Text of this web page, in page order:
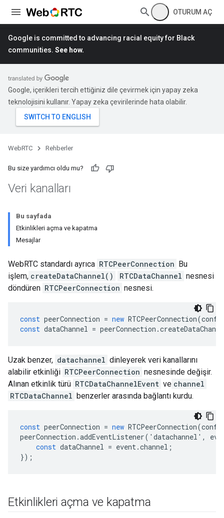
OTURUM AÇ
Google is committed to advancing racial equity for Black
communities. See how.
Google, içerikleri tercih ettiğiniz dile çevirmek için yapay zeka
teknolojisini kullanır. Yapay zeka çevirilerinde hata olabilir.
WebRTC Rehberler
Bu size yardımcı oldu mu?
Veri kanalları
Bu sayfada
Etkinlikleri açma ve kapatma
Mesajlar
WebRTC standardı ayrıca RTCPeerConnection Bu
işlem, createDataChannel() RTCDataChannel nesnesi
döndüren RTCPeerConnection nesnesi.
const peerConnection = new RTCPeerConnection(
const dataChannel = peerConnection .
Uzak benzer, datachannel dinleyerek veri kanallarını
alabilir etkinliği RTCPeerConnection nesnesinde değişir.
Alınan etkinlik türü RTCDataChannelEvent ve channel
RTCDataChannel benzerler arasında bağlantı kurdu.
const peerConnection = new RTCPeerConnection(
peerConnection .addEventListener( ' datachannel ' ,
const dataChannel = event.channel ;
});
Etkinlikleri açma ve kapatma